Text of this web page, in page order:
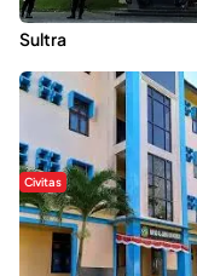
Dugaan Kekerasan
Sultra
Civitas
Di Balik Kehidupan
Jami’ah UIN Kendari :
Ceritakan Manfaat dan